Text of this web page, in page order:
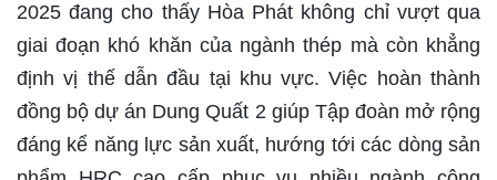
2025 đang cho thấy Hòa Phát không chỉ vượt qua
giai đoạn khó khăn của ngành thép mà còn khẳng
định vị thế dẫn đầu tại khu vực. Việc hoàn thành
đồng bộ dự án Dung Quất 2 giúp Tập đoàn mở rộng
đáng kể năng lực sản xuất, hướng tới các dòng sản